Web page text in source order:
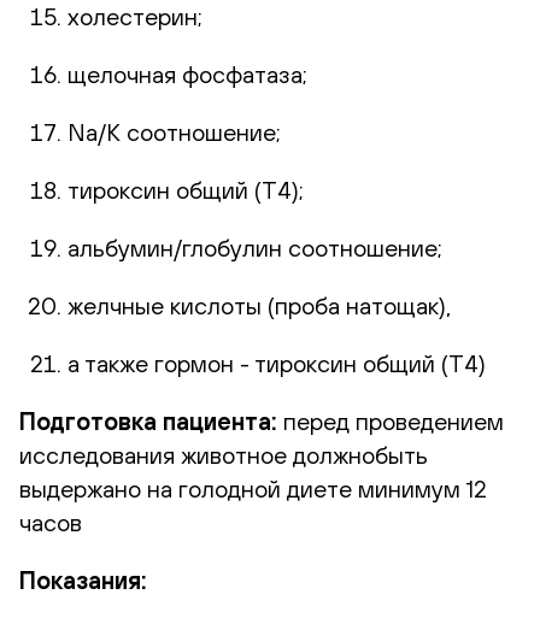
холестерин;
щелочная фосфатаза;
Na/K соотношение;
тироксин общий (Т4);
альбумин/глобулин соотношение;
желчные кислоты (проба натощак),
а также гормон - тироксин общий (Т4)
Подготовка пациента: перед проведением
исследования животное должнобыть
выдержано на голодной диете минимум 12
часов
Показания: